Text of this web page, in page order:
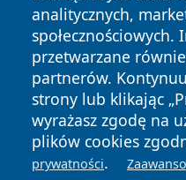
analitycznych,
przetwarzane
partnerów.
strony lub klikając
wyrażasz zgodę na
plików cookies
prywatności.
zastrzeżone.
News Autorzy